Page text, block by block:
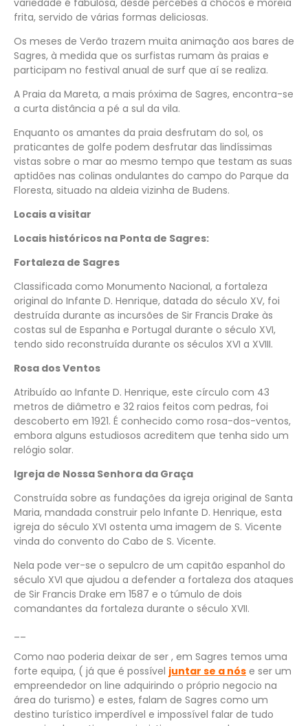
frita, servido de várias formas deliciosas.
Os meses de Verão trazem muita animação aos bares de
Sagres, à medida que os surfistas rumam às praias e
participam no festival anual de surf que aí se realiza.
A Praia da Mareta, a mais próxima de Sagres, encontra-se
a curta distância a pé a sul da vila.
Enquanto os amantes da praia desfrutam do sol, os
praticantes de golfe podem desfrutar das lindíssimas
vistas sobre o mar ao mesmo tempo que testam as suas
aptidões nas colinas ondulantes do campo do Parque da
Floresta, situado na aldeia vizinha de Budens.
Locais a visitar
Locais históricos na Ponta de Sagres:
Fortaleza de Sagres
Classificada como Monumento Nacional, a fortaleza
original do Infante D. Henrique, datada do século XV, foi
destruída durante as incursões de Sir Francis Drake às
costas sul de Espanha e Portugal durante o século XVI,
tendo sido reconstruída durante os séculos XVI a XVIII.
Rosa dos Ventos
Atribuído ao Infante D. Henrique, este círculo com 43
metros de diâmetro e 32 raios feitos com pedras, foi
descoberto em 1921. É conhecido como rosa-dos-ventos,
embora alguns estudiosos acreditem que tenha sido um
relógio solar.
Igreja de Nossa Senhora da Graça
Construída sobre as fundações da igreja original de Santa
Maria, mandada construir pelo Infante D. Henrique, esta
igreja do século XVI ostenta uma imagem de S. Vicente
vinda do convento do Cabo de S. Vicente.
Nela pode ver-se o sepulcro de um capitão espanhol do
século XVI que ajudou a defender a fortaleza dos ataques
de Sir Francis Drake em 1587 e o túmulo de dois
comandantes da fortaleza durante o século XVII.
Como nao poderia deixar de ser , em Sagres temos uma
forte equipa, ( já que é possível juntar se a nós e ser um
empreendedor on line adquirindo o próprio negocio na
área do turismo) e estes, falam de Sagres como um
destino turístico imperdível e impossível falar de tudo